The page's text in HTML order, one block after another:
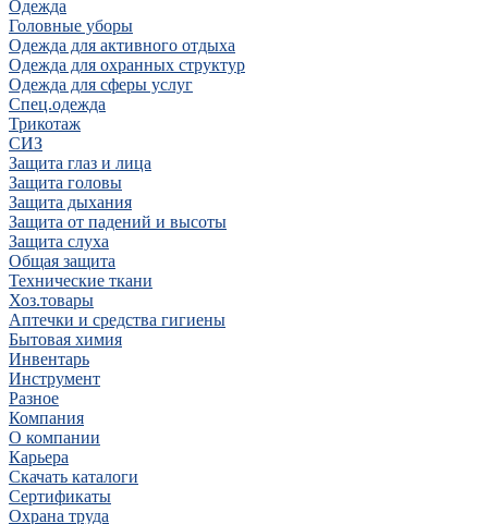
Одежда
Головные уборы
Одежда для активного отдыха
Одежда для охранных структур
Одежда для сферы услуг
Спец.одежда
Трикотаж
СИЗ
Защита глаз и лица
Защита головы
Защита дыхания
Защита от падений и высоты
Защита слуха
Общая защита
Технические ткани
Хоз.товары
Аптечки и средства гигиены
Бытовая химия
Инвентарь
Инструмент
Разное
Компания
О компании
Карьера
Cкачать каталоги
Сертификаты
Охрана труда